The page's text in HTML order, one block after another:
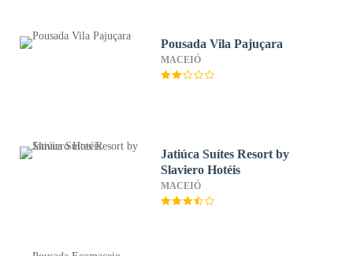
Pousada Vila Pajuçara
MACEIÓ
Jatiúca Suítes Resort by
Slaviero Hotéis
MACEIÓ